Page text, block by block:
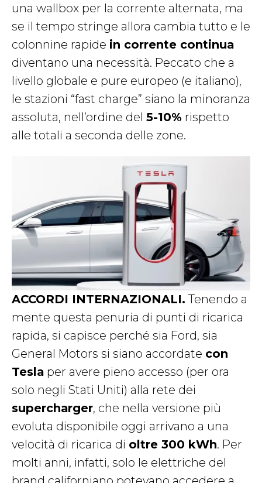
una wallbox per la corrente alternata, ma
se il tempo stringe allora cambia tutto e le
colonnine rapide in corrente continua
diventano una necessità. Peccato che a
livello globale e pure europeo (e italiano),
le stazioni “fast charge” siano la minoranza
assoluta, nell’ordine del 5-10% rispetto
alle totali a seconda delle zone.
ACCORDI INTERNAZIONALI. Tenendo a
mente questa penuria di punti di ricarica
rapida, si capisce perché sia Ford, sia
General Motors si siano accordate con
Tesla per avere pieno accesso (per ora
solo negli Stati Uniti) alla rete dei
supercharger, che nella versione più
evoluta disponibile oggi arrivano a una
velocità di ricarica di oltre 300 kWh. Per
molti anni, infatti, solo le elettriche del